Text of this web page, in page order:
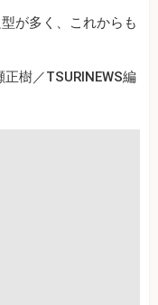
が多く、これからも
樹／TSURINEWS編